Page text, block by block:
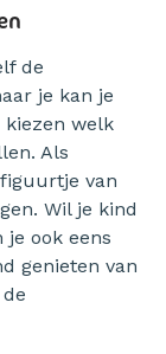
de
je kan je
kiezen welk
Als
van
Wil je kind
ook eens
genieten van